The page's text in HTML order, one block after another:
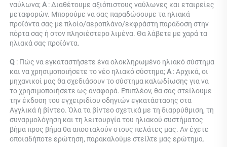
ναύλωνα; Α : Διαθέτουμε αξιόπιστους ναύλωνες και εταιρείες
μεταφορών. Μπορούμε να σας παραδώσουμε τα ηλιακά
προϊόντα σας με πλοίο/αεροπλάνο/εκφράστη παράδοση στην
πόρτα σας ή στον πλησιέστερο λιμένα. Θα λάβετε με χαρά τα
ηλιακά σας προϊόντα.
Q : Πώς να εγκαταστήσετε ένα ολοκληρωμένο ηλιακό σύστημα
και να χρησιμοποιήσετε το νέο ηλιακό σύστημα; Α : Αρχικά, οι
μηχανικοί μας θα σχεδιάσουν το σύστημα καλωδίωσης για να
το χρησιμοποιήσετε ως αναφορά. Επιπλέον, θα σας στείλουμε
την έκδοση του εγχειριδίου οδηγιών εγκατάστασης στα
Αγγλικά ή βίντεο. Όλα τα βίντεο σχετικά με τη διαρρύθμιση, τη
συναρμολόγηση και τη λειτουργία του ηλιακού συστήματος
βήμα προς βήμα θα αποσταλούν στους πελάτες μας. Αν έχετε
οποιαδήποτε ερώτηση, παρακαλούμε στείλτε μας ερώτημα.